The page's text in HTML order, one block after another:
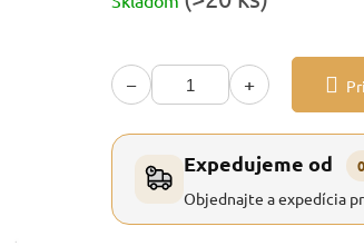
− +
Expedujeme od
Objednajte a expedícia